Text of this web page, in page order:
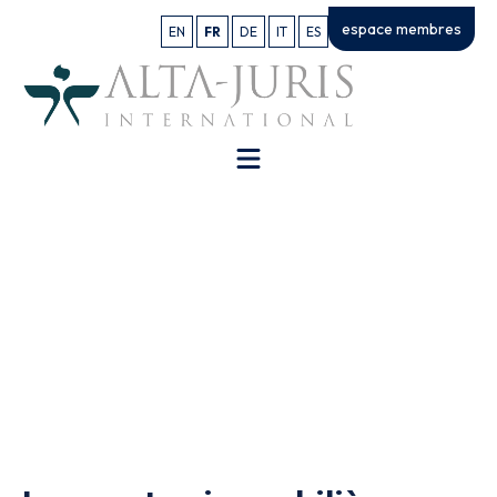
EN FR DE IT ES espace membres